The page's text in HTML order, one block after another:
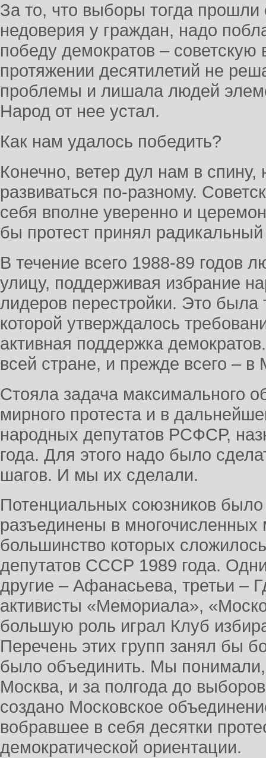
За то, что выборы тогда прошли
недоверия у граждан, надо
победу демократов – советскую
протяжении десятилетий не
проблемы и лишала людей
Народ от нее устал.
Как нам удалось победить?
Конечно, ветер дул нам в спину,
развиваться по-разному.
себя вполне уверенно и
бы протест принял
В течение всего 1988-89 годов
улицу, поддерживая избрание
лидеров перестройки. Это была
которой утверждалось
активная поддержка
всей стране, и прежде всего – в
Стояла задача максимального
мирного протеста и в
народных депутатов РСФСР,
года. Для этого надо было
шагов. И мы их сделали.
Потенциальных союзников
разъединены в многочисленных
большинство которых
депутатов СССР 1989 года.
другие – Афанасьева, третьи –
активисты «Мемориала»,
большую роль играл Клуб
Перечень этих групп занял бы
было объединить. Мы
Москва, и за полгода до
создано Московское
вобравшее в себя десятки
демократической ориентации.